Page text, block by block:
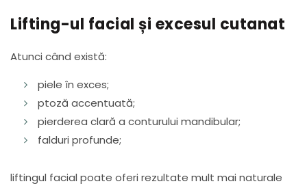
Lifting-ul facial și excesul cutanat
Atunci când există:
piele în exces;
ptoză accentuată;
pierderea clară a conturului mandibular;
falduri profunde;
liftingul facial poate oferi rezultate mult mai naturale